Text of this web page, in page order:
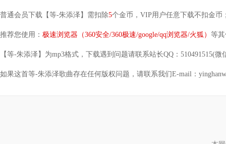
普通会员下载【等-朱添泽】需扣除5个金币，VIP用户任意下载不扣金币
推荐您使用： 极速浏览器（360安全/360极速/google/qq浏览器/火狐） 等
【等-朱添泽】为mp3格式，下载遇到问题请联系站长QQ：510491515(微
如果这首等-朱添泽歌曲存在任何版权问题，请联系我们E-mail：